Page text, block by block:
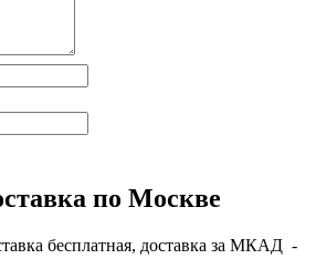
по Москве
бесплатная, доставка за МКАД -